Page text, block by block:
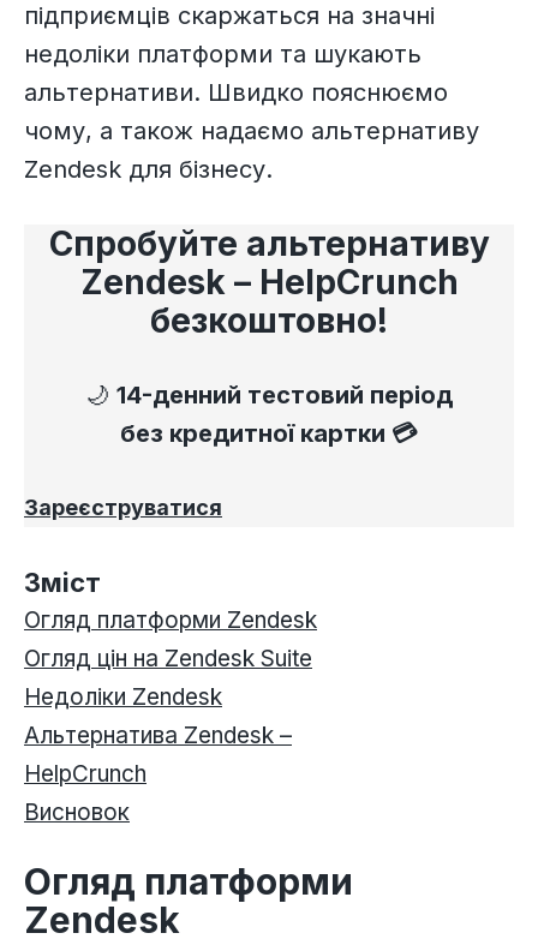
підприємців скаржаться на значні
недоліки платформи та шукають
альтернативи. Швидко пояснюємо
чому, а також надаємо альтернативу
Zendesk для бізнесу.
Спробуйте альтернативу
Zendesk – HelpCrunch
безкоштовно!
🌙 14-денний тестовий період
без кредитної картки 💳
Зареєструватися
Зміст
Огляд платформи Zendesk
Огляд цін на Zendesk Suite
Недоліки Zendesk
Альтернатива Zendesk –
HelpCrunch
Висновок
Огляд платформи
Zendesk